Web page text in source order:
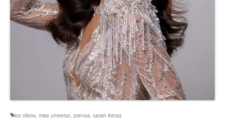
los olivos, miss universo, prensa, sarah loinaz